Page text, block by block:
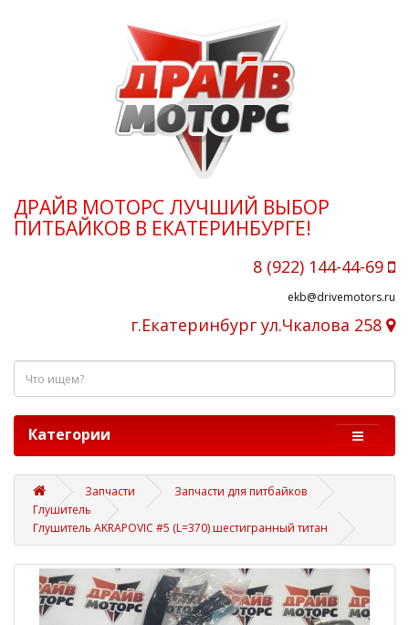
ДРАЙВ МОТОРС ЛУЧШИЙ ВЫБОР
ПИТБАЙКОВ В ЕКАТЕРИНБУРГЕ!
8 (922) 144-44-69
ekb@drivemotors.ru
г.Екатеринбург ул.Чкалова 258
Категории
Запчасти
Запчасти для питбайков
Глушитель
Глушитель AKRAPOVIC #5 (L=370) шестигранный титан